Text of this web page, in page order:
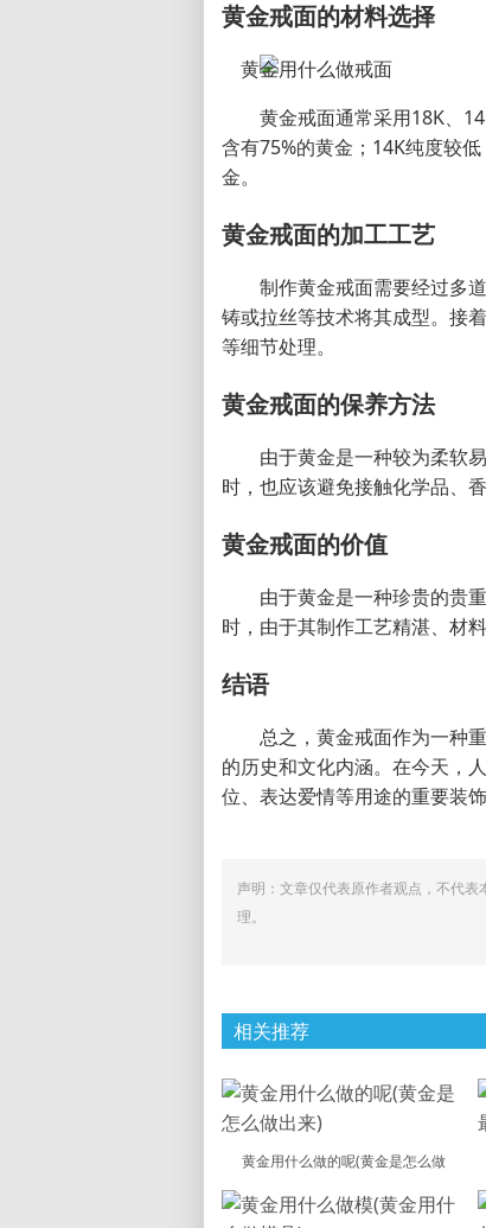
黄金戒面的材料选择
黄金戒面通常采用18K、
含有75%的黄金；14K纯度较
金。
黄金戒面的加工工艺
制作黄金戒面需要经过多
铸或拉丝等技术将其成型。接
等细节处理。
黄金戒面的保养方法
由于黄金是一种较为柔软
时，也应该避免接触化学品、
黄金戒面的价值
由于黄金是一种珍贵的贵
时，由于其制作工艺精湛、材
结语
总之，黄金戒面作为一种
的历史和文化内涵。在今天，
位、表达爱情等用途的重要装饰
声明：文章仅代表原作者观点，不代
理。
相关推荐
黄金用什么做的呢(黄金是怎么做